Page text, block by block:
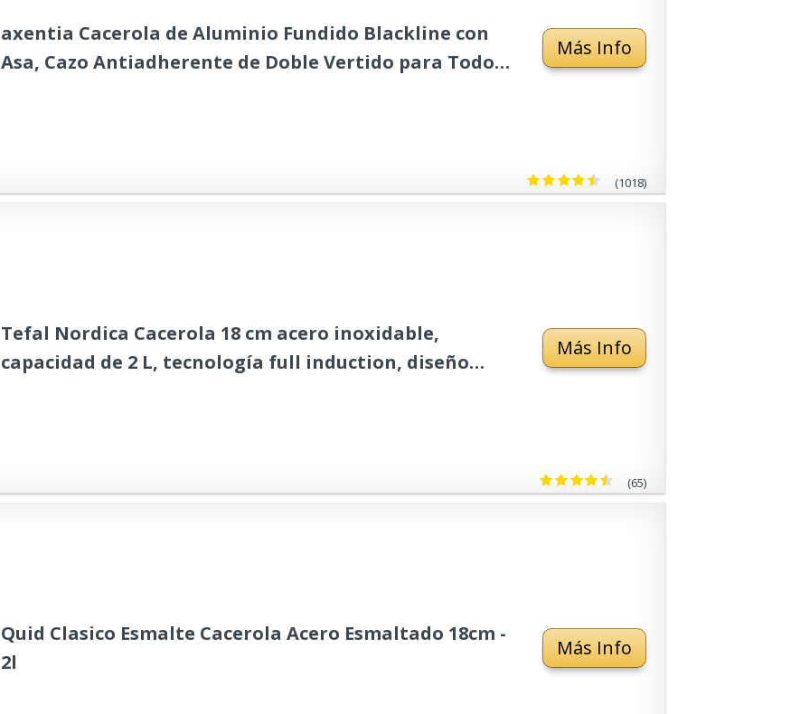
axentia Cacerola de Aluminio Fundido Blackline con
Asa, Cazo Antiadherente de Doble Vertido para Todo
Más Info
(1018)
Tefal Nordica Cacerola 18 cm acero inoxidable,
capacidad de 2 L, tecnología full induction, diseño
Más Info
(65)
Quid Clasico Esmalte Cacerola Acero Esmaltado 18cm -
2l
Más Info